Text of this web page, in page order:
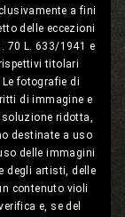
a fini
delle eccezioni
70 L. 633/1941 e
titolari
fotografie di
di immagine e
ridotta,
destinate a uso
delle immagini
degli artisti, delle
contenuto violi
e, se del